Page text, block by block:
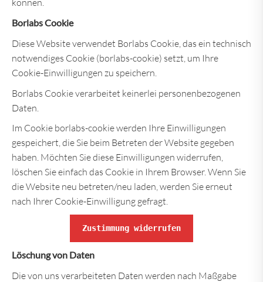
Borlabs Cookie
Diese Website verwendet Borlabs Cookie, das ein technisch
notwendiges Cookie (borlabs-cookie) setzt, um Ihre
Cookie-Einwilligungen zu speichern.
Borlabs Cookie verarbeitet keinerlei personenbezogenen
Daten.
Im Cookie borlabs-cookie werden Ihre Einwilligungen
gespeichert, die Sie beim Betreten der Website gegeben
haben. Möchten Sie diese Einwilligungen widerrufen,
löschen Sie einfach das Cookie in Ihrem Browser. Wenn Sie
die Website neu betreten/neu laden, werden Sie erneut
nach Ihrer Cookie-Einwilligung gefragt.
Zustimmung widerrufen
Löschung von Daten
Die von uns verarbeiteten Daten werden nach Maßgabe